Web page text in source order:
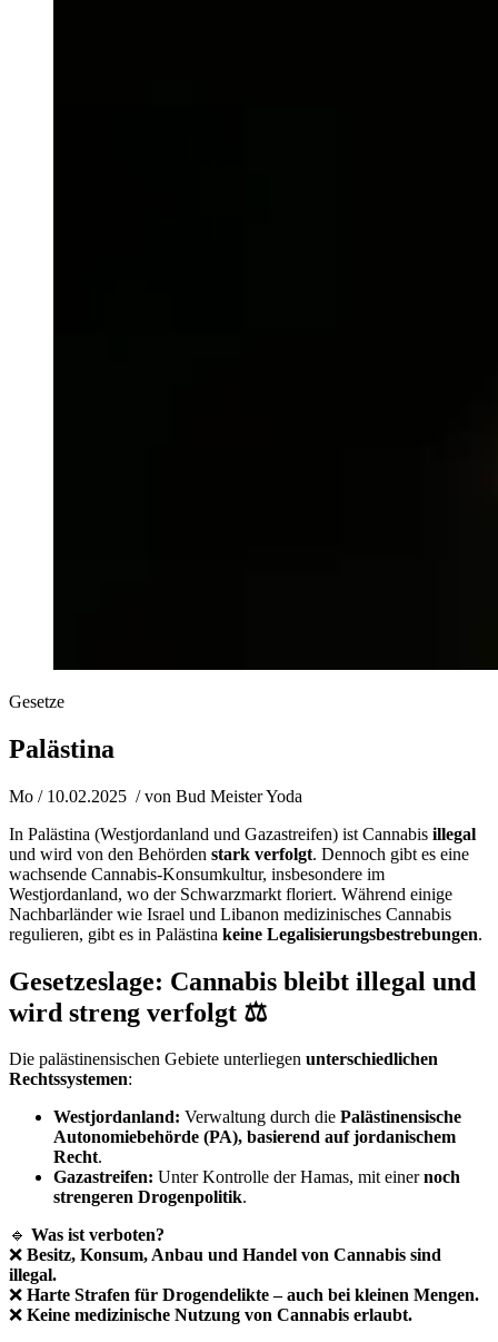
Gesetze
Palästina
Mo / 10.02.2025 / von Bud Meister Yoda
In Palästina (Westjordanland und Gazastreifen) ist Cannabis illegal
und wird von den Behörden stark verfolgt. Dennoch gibt es eine
wachsende Cannabis-Konsumkultur, insbesondere im
Westjordanland, wo der Schwarzmarkt floriert. Während einige
Nachbarländer wie Israel und Libanon medizinisches Cannabis
regulieren, gibt es in Palästina keine Legalisierungsbestrebungen.
Gesetzeslage: Cannabis bleibt illegal und
wird streng verfolgt ⚖️
Die palästinensischen Gebiete unterliegen unterschiedlichen
Rechtssystemen:
Westjordanland: Verwaltung durch die Palästinensische
Autonomiebehörde (PA), basierend auf jordanischem
Recht.
Gazastreifen: Unter Kontrolle der Hamas, mit einernoch
strengeren Drogenpolitik.
🔹 Was ist verboten?
❌ Besitz, Konsum, Anbau und Handel von Cannabis sind
illegal.
❌ Harte Strafen für Drogendelikte – auch bei kleinen Mengen.
❌ Keine medizinische Nutzung von Cannabis erlaubt.